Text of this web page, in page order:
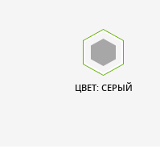
ЦВЕТ: СЕРЫЙ